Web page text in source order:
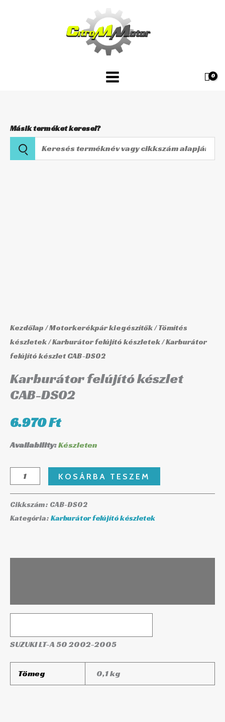
Másik terméket keresel?
Keresés
terméknév
Kezdőlap/Motorkerékpár kiegészítők/Tömítés
készletek/Karburátor felújító készletek/ Karburátor
felújító készlet CAB-DS02
Karburátor felújító készlet
CAB-DS02
6.970Ft
Availability:Készleten
KOSÁRBA TESZEM
Cikkszám: CAB-DS02
Kategória: Karburátor felújító készletek
SUZUKI LT-A 50 2002-2005
Tömeg 0,1 kg